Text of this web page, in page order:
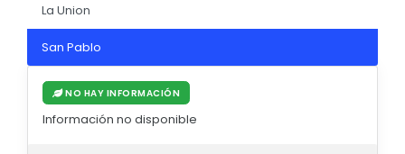
La Union
San Pablo
NO HAY INFORMACIÓN
Información no disponible